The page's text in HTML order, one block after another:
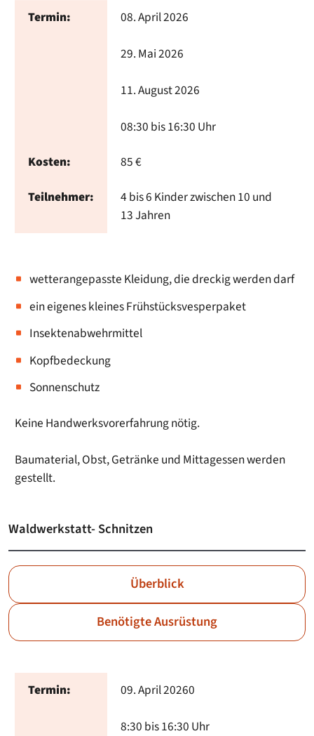
Termin: 08. April 2026
29. Mai 2026
11. August 2026
08:30 bis 16:30 Uhr
Kosten:
85 €
Teilnehmer:
4 bis 6 Kinder zwischen 10 und
13 Jahren
wetterangepasste Kleidung, die dreckig werden darf
ein eigenes kleines Frühstücksvesperpaket
Insektenabwehrmittel
Kopfbedeckung
Sonnenschutz
Keine Handwerksvorerfahrung nötig.
Baumaterial, Obst, Getränke und Mittagessen werden
gestellt.
Waldwerkstatt- Schnitzen
Überblick
Benötigte Ausrüstung
Termin: 09. April 20260
8:30 bis 16:30 Uhr